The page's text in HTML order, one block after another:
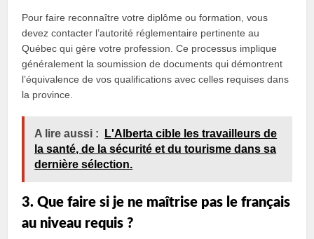
Pour faire reconnaître votre diplôme ou formation, vous
devez contacter l’autorité réglementaire pertinente au
Québec qui gère votre profession. Ce processus implique
généralement la soumission de documents qui démontrent
l’équivalence de vos qualifications avec celles requises dans
la province.
A lire aussi :
L'Alberta cible les travailleurs de
la santé, de la sécurité et du tourisme dans sa
dernière sélection.
3. Que faire si je ne maîtrise pas le français
au niveau requis ?